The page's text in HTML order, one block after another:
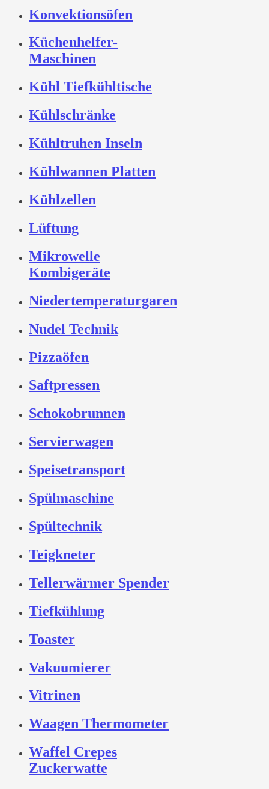
Konvektionsöfen
Küchenhelfer-
Maschinen
Kühl Tiefkühltische
Kühlschränke
Kühltruhen Inseln
Kühlwannen Platten
Kühlzellen
Lüftung
Mikrowelle
Kombigeräte
Niedertemperaturgaren
Nudel Technik
Pizzaöfen
Saftpressen
Schokobrunnen
Servierwagen
Speisetransport
Spülmaschine
Spültechnik
Teigkneter
Tellerwärmer Spender
Tiefkühlung
Toaster
Vakuumierer
Vitrinen
Waagen Thermometer
Waffel Crepes
Zuckerwatte